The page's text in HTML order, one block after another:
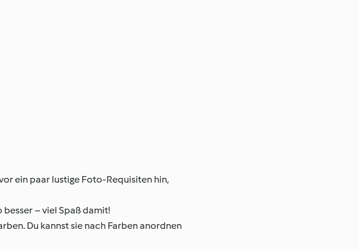
ein paar lustige Foto-Requisiten hin,
– viel Spaß damit!
Du kannst sie nach Farben anordnen